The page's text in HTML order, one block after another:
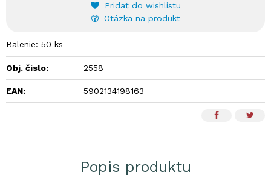
Pridať do wishlistu
Otázka na produkt
Balenie: 50 ks
Obj. čislo: 2558
EAN: 5902134198163
Popis produktu